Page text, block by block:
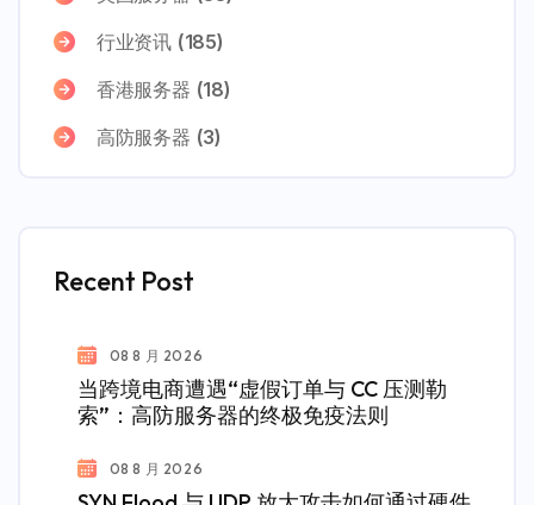
行业资讯 (185)
香港服务器 (18)
高防服务器 (3)
Recent Post
08 8 月 2026
当跨境电商遭遇“虚假订单与 CC 压测勒
索”：高防服务器的终极免疫法则
08 8 月 2026